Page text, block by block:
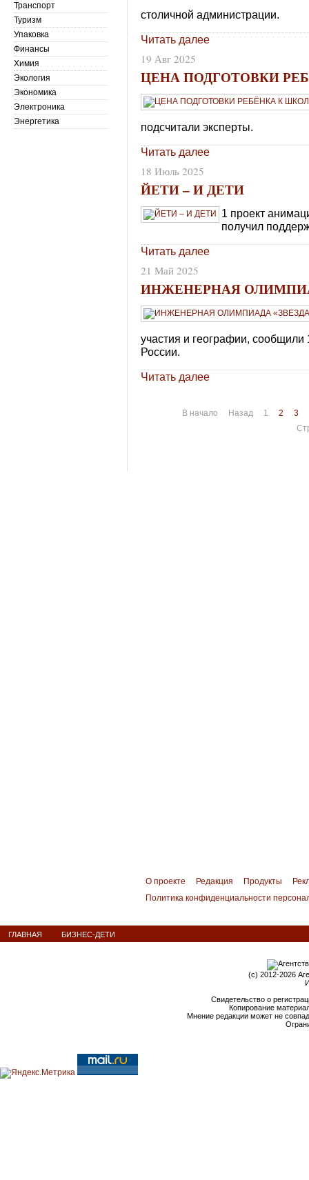
столичной администрации.
Читать далее
19 Авг 2025
ЦЕНА ПОДГОТОВКИ
подсчитали эксперты.
Читать далее
18 Июль 2025
ЙЕТИ – И ДЕТИ
1 проект
получил
Читать далее
21 Май 2025
ИНЖЕНЕРНАЯ
участия и географии,
России.
Читать далее
В начало Назад 1 2
3
Транспорт
Туризм
Упаковка
Финансы
Химия
Экология
Экономика
Электроника
Энергетика
О проекте Редакция Продукты
Политика конфиденциальности
ГЛАВНАЯ БИЗНЕС-ДЕТИ
(c) 2012-2026
Свидетельство о
Копирование
Мнение редакции может не